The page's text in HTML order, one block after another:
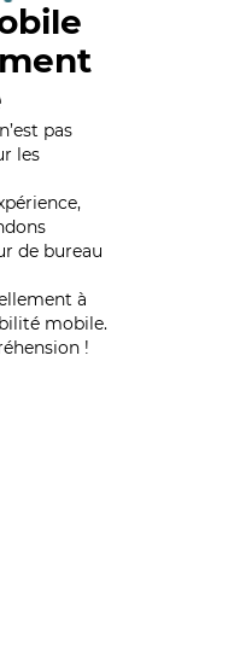
pas
les
de bureau
à
mobile.
!